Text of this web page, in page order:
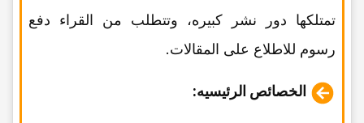
تمتلکها دور نشر کبیره، وتتطلب من القراء دفع
رسوم للاطلاع على المقالات.
الخصائص الرئیسیه: